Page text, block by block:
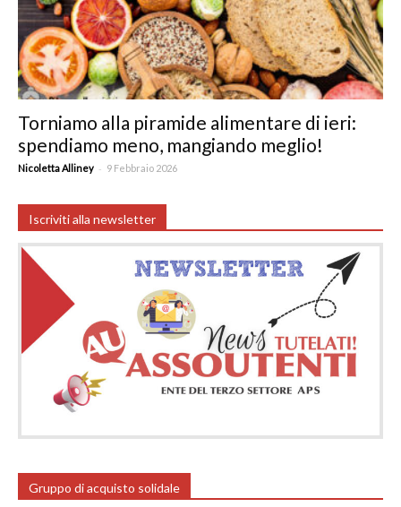
Torniamo alla piramide alimentare di ieri:
spendiamo meno, mangiando meglio!
Nicoletta Alliney - 9 Febbraio 2026
Iscriviti alla newsletter
Gruppo di acquisto solidale